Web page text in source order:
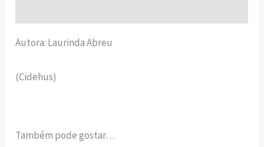
Autora: Laurinda Abreu
(Cidehus)
Também pode gostar…